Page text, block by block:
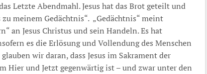
Letzte Abendmahl. Jesus hat das Brot geteilt und
meinem Gedächtnis“. „Gedächtnis“ meint
an Jesus Christus und sein Handeln. Es hat
es die Erlösung und Vollendung des Menschen
wir daran, dass Jesus im Sakrament der
Hier und Jetzt gegenwärtig ist – und zwar unter den